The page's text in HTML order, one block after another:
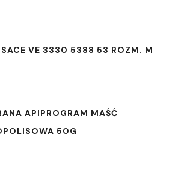
VE 3330 5388 53 ROZM. M
APIPROGRAM MAŚĆ
50G